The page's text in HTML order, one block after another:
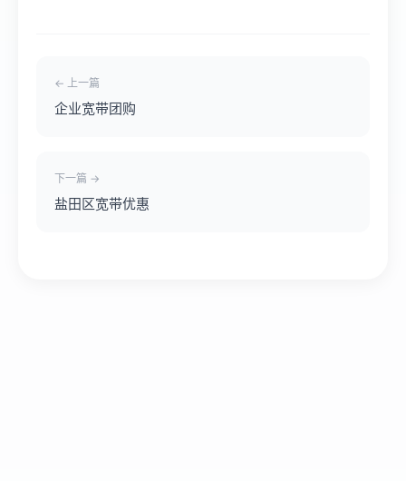
← 上一篇
企业宽带团购
下一篇 →
盐田区宽带优惠